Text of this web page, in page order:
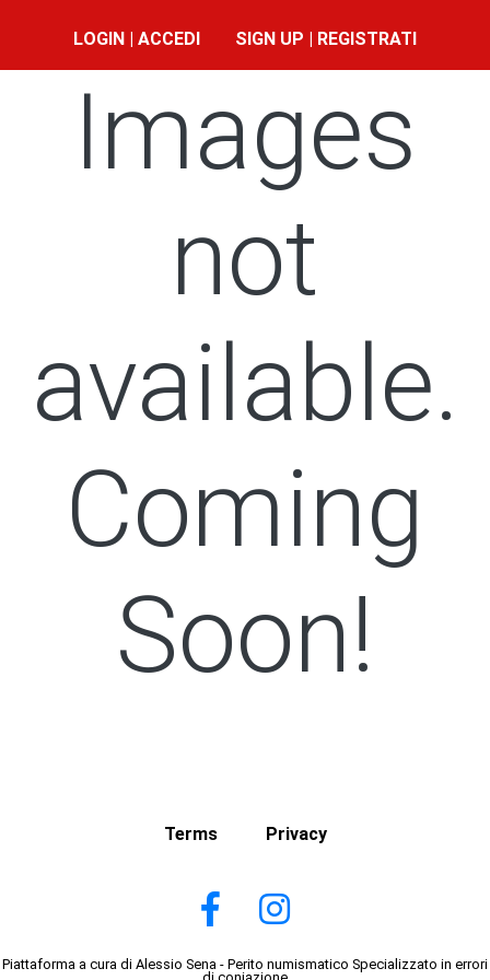
LOGIN | ACCEDI SIGN UP | REGISTRATI
Images
not
available.
Coming
Soon!
Terms Privacy
Piattaforma a cura di Alessio Sena - Perito numismatico Specializzato in errori